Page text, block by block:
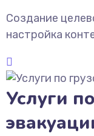
Создание
настройка
Услуги